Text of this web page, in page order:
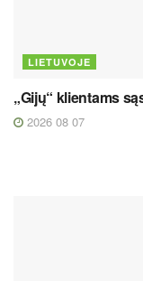
LIETUVOJE
„Gijų“ klientams
2026 08 07